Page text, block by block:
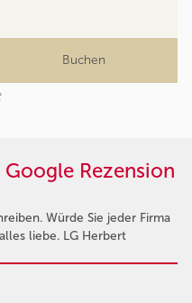
Buchen
Rezension
Würde Sie jeder Firma
liebe. LG Herbert